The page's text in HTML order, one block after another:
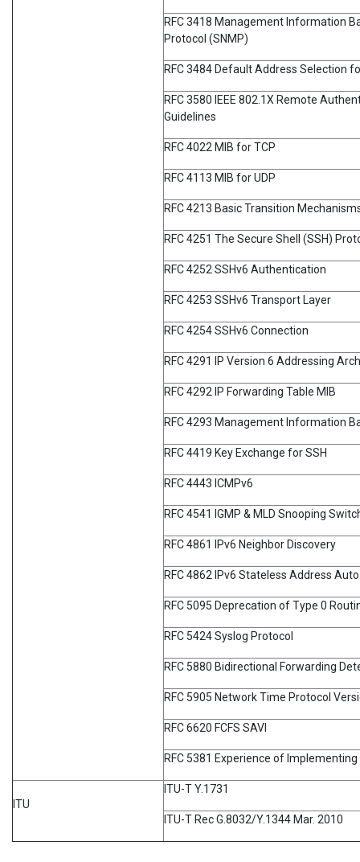
RFC 3418 Management Information
Protocol (SNMP)
RFC 3484 Default Address Selection
RFC 3580 IEEE 802.1X Remote
Guidelines
RFC 4022 MIB for TCP
RFC 4113 MIB for UDP
RFC 4213 Basic Transition
RFC 4251 The Secure Shell (SSH)
RFC 4252 SSHv6 Authentication
RFC 4253 SSHv6 Transport Layer
RFC 4254 SSHv6 Connection
RFC 4291 IP Version 6 Addressing
RFC 4292 IP Forwarding Table MIB
RFC 4293 Management Information
RFC 4419 Key Exchange for SSH
RFC 4443 ICMPv6
RFC 4541 IGMP & MLD Snooping
RFC 4861 IPv6 Neighbor Discovery
RFC 4862 IPv6 Stateless Address
RFC 5095 Deprecation of Type 0
RFC 5424 Syslog Protocol
RFC 5880 Bidirectional Forwarding
RFC 5905 Network Time Protocol
RFC 6620 FCFS SAVI
RFC 5381 Experience of Implementing
ITU
ITU-T Y.1731
ITU-T Rec G.8032/Y.1344 Mar. 2010